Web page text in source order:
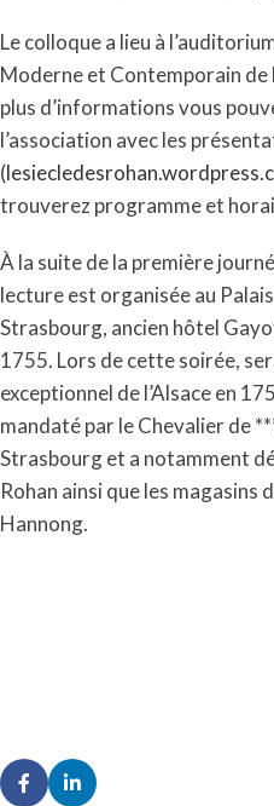
Le colloque a lieu à
Moderne et Contemporain
plus d’informations vous
l’association avec les
(
trouverez programme et
À la suite de la première
lecture est organisée au
Strasbourg, ancien hôtel
1755. Lors de cette soirée,
exceptionnel de l’Alsace en
mandaté par le Chevalier de
Strasbourg et a notamment
Rohan ainsi que les magasins
Hannong.